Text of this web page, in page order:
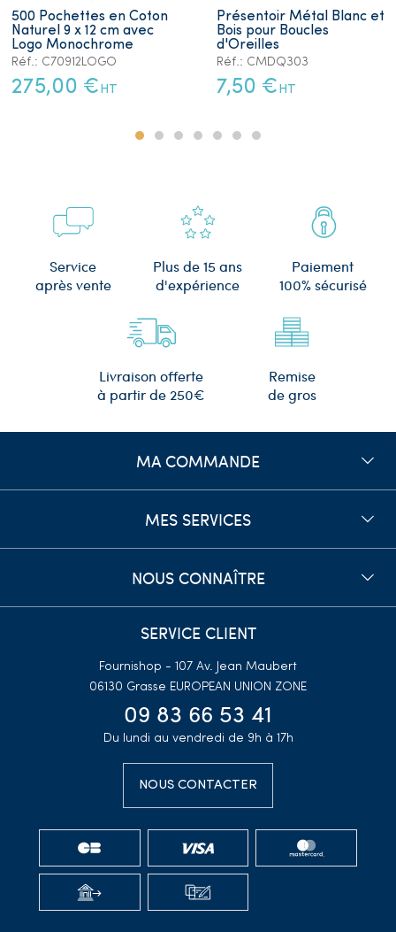
500 Pochettes en Coton
Naturel 9 x 12 cm avec
Logo Monochrome
Réf.: C70912LOGO
275,00 € HT
Présentoir Métal Blanc et
Bois pour Boucles
d'Oreilles
Réf.: CMDQ303
7,50 € HT
Service
après vente
Plus de 15 ans
d'expérience
Paiement
100% sécurisé
Livraison offerte
à partir de 250€
Remise
de gros
MA COMMANDE
MES SERVICES
NOUS CONNAÎTRE
SERVICE CLIENT
Fournishop - 107 Av. Jean Maubert
06130 Grasse EUROPEAN UNION ZONE
09 83 66 53 41
Du lundi au vendredi de 9h à 17h
NOUS CONTACTER